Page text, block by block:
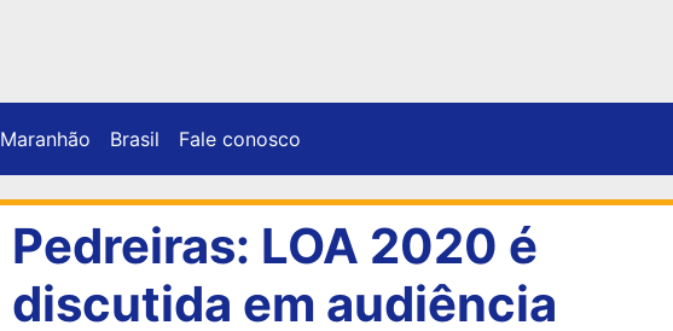
Maranhão Brasil Fale conosco
Pedreiras: LOA 2020 é
discutida em audiência